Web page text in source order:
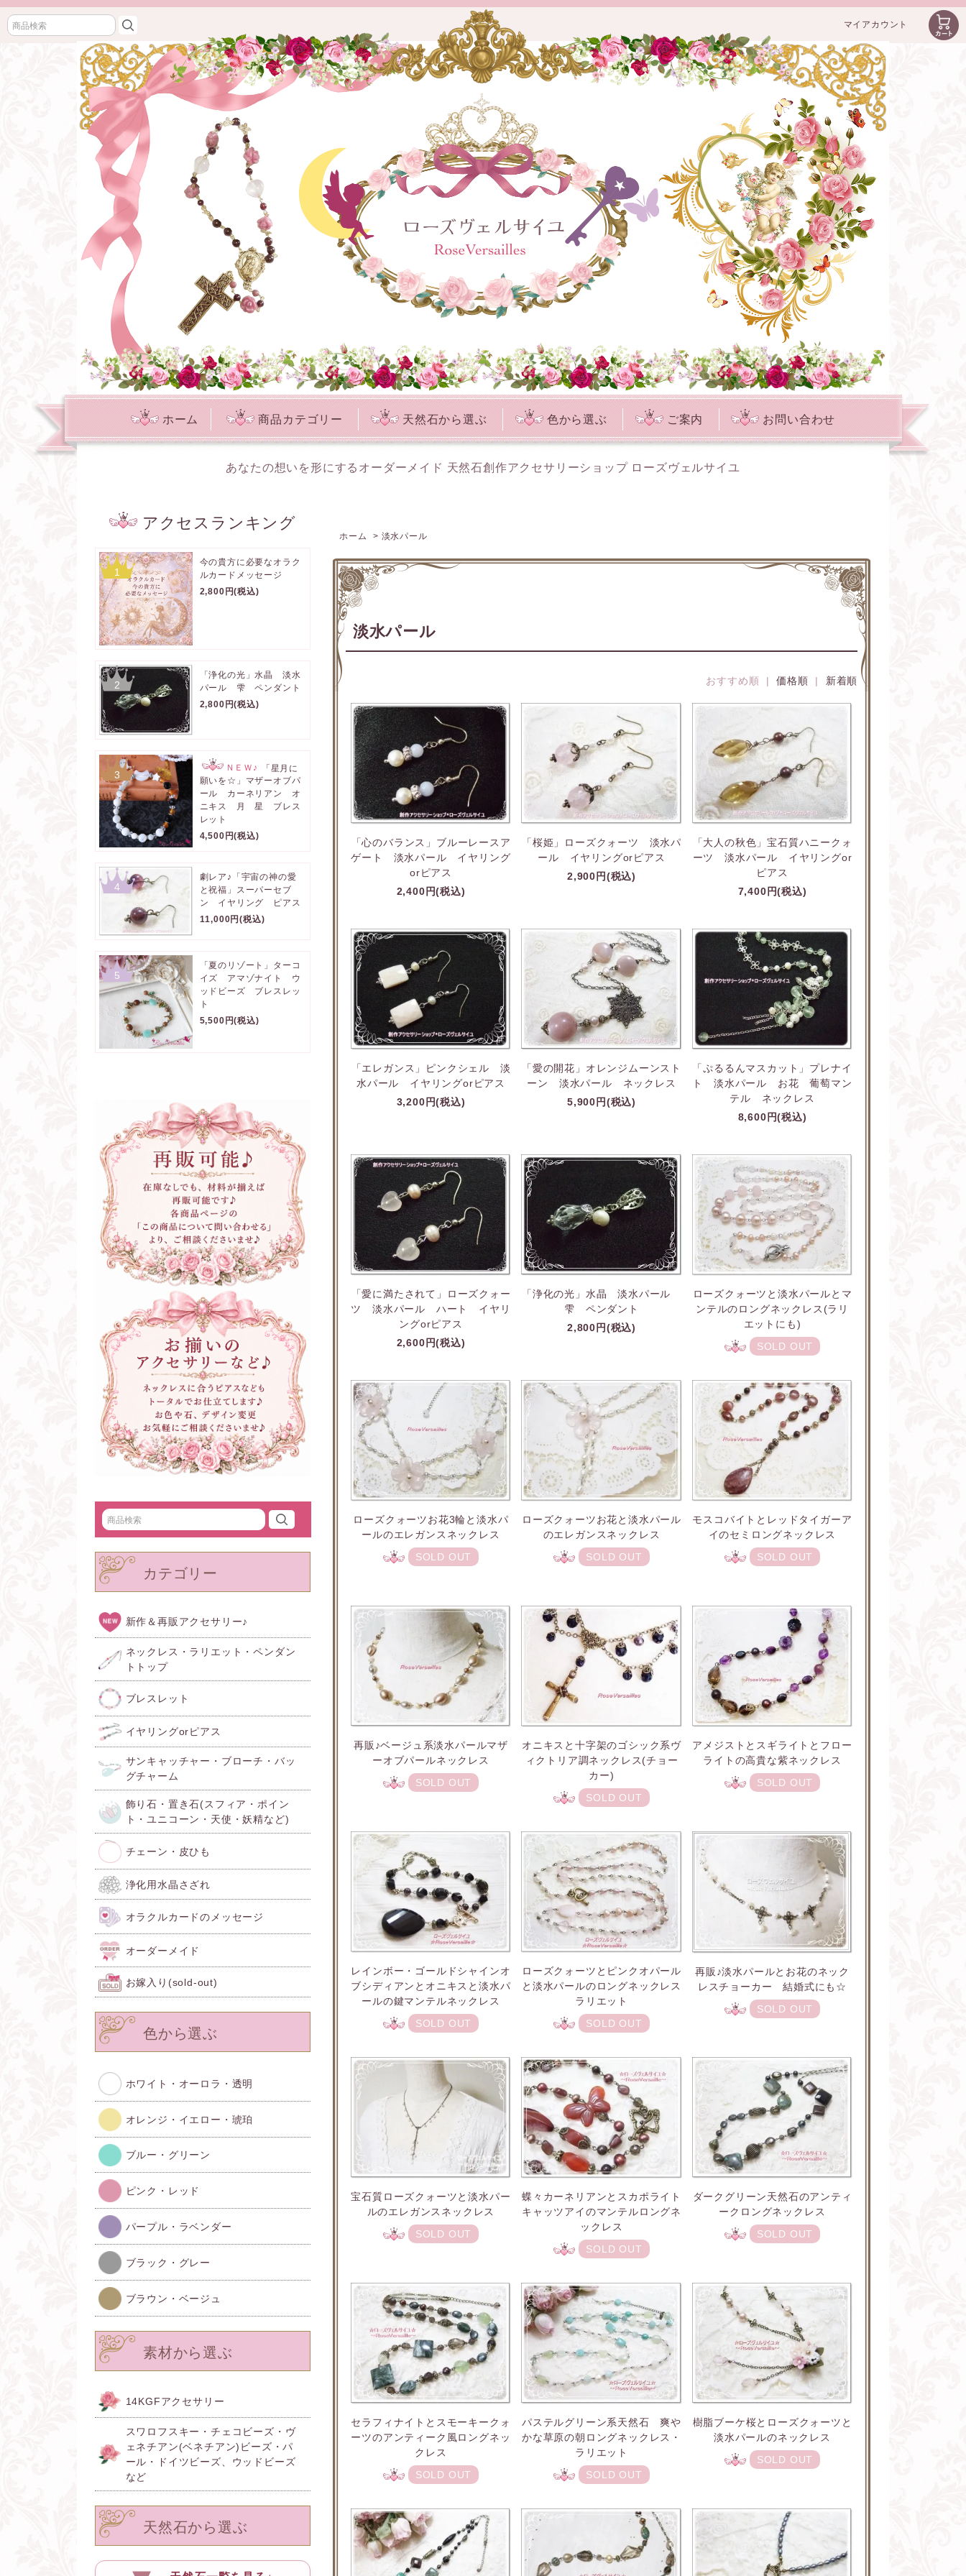
マイアカウント
ホーム 商品カテゴリー 天然石から選ぶ 色から選ぶ ご案内 お問い合わせ
あなたの想いを形にするオーダーメイド 天然石創作アクセサリーショップ ローズヴェルサイユ
アクセスランキング
1
今の貴方に必要なオラク
ルカードメッセージ
2,800円(税込)
2
「浄化の光」水晶 淡水
パール 雫 ペンダント
2,800円(税込)
3
ＮＥＷ♪
「星月に
願いを☆」マザーオブパ
ール カーネリアン オ
ニキス 月 星 ブレス
レット
4,500円(税込)
4
劇レア♪「宇宙の神の愛
と祝福」スーパーセブ
ン イヤリング ピアス
11,000円(税込)
5
「夏のリゾート」ターコ
イズ アマゾナイト ウ
ッドビーズ ブレスレッ
ト
5,500円(税込)
カテゴリー
新作＆再販アクセサリー♪
ネックレス・ラリエット・ペンダン
トトップ
ブレスレット
イヤリングorピアス
サンキャッチャー・ブローチ・バッ
グチャーム
飾り石・置き石(スフィア・ポイン
ト・ユニコーン・天使・妖精など)
チェーン・皮ひも
浄化用水晶さざれ
オラクルカードのメッセージ
オーダーメイド
お嫁入り(sold-out)
色から選ぶ
ホワイト・オーロラ・透明
オレンジ・イエロー・琥珀
ブルー・グリーン
ピンク・レッド
パープル・ラベンダー
ブラック・グレー
ブラウン・ベージュ
素材から選ぶ
14KGFアクセサリー
スワロフスキー・チェコビーズ・ヴ
ェネチアン(ベネチアン)ビーズ・パ
ール・ドイツビーズ、ウッドビーズ
など
天然石から選ぶ
ホーム > 淡水パール
淡水パール
おすすめ順 |価格順 | 新着順
「心のバランス」ブルーレースア
ゲート 淡水パール イヤリング
orピアス
2,400円(税込)
「桜姫」ローズクォーツ 淡水パ
ール イヤリングorピアス
2,900円(税込)
「大人の秋色」宝石質ハニークォ
ーツ 淡水パール イヤリングor
ピアス
7,400円(税込)
「エレガンス」ピンクシェル 淡
水パール イヤリングorピアス
3,200円(税込)
「愛の開花」オレンジムーンスト
ーン 淡水パール ネックレス
5,900円(税込)
「ぷるるんマスカット」プレナイ
ト 淡水パール お花 葡萄マン
テル ネックレス
8,600円(税込)
「愛に満たされて」ローズクォー
ツ 淡水パール ハート イヤリ
ングorピアス
2,600円(税込)
「浄化の光」水晶 淡水パール
雫 ペンダント
2,800円(税込)
ローズクォーツと淡水パールとマ
ンテルのロングネックレス(ラリ
エットにも)
SOLD OUT
ローズクォーツお花3輪と淡水パ
ールのエレガンスネックレス
SOLD OUT
ローズクォーツお花と淡水パール
のエレガンスネックレス
SOLD OUT
モスコバイトとレッドタイガーア
イのセミロングネックレス
SOLD OUT
再販♪ベージュ系淡水パールマザ
ーオブパールネックレス
SOLD OUT
オニキスと十字架のゴシック系ヴ
ィクトリア調ネックレス(チョー
カー)
SOLD OUT
アメジストとスギライトとフロー
ライトの高貴な紫ネックレス
SOLD OUT
レインボー・ゴールドシャインオ
ブシディアンとオニキスと淡水パ
ールの鍵マンテルネックレス
SOLD OUT
ローズクォーツとピンクオパール
と淡水パールのロングネックレス
ラリエット
SOLD OUT
再販♪淡水パールとお花のネック
レスチョーカー 結婚式にも☆
SOLD OUT
宝石質ローズクォーツと淡水パー
ルのエレガンスネックレス
SOLD OUT
蝶々カーネリアンとスカポライト
キャッツアイのマンテルロングネ
ックレス
SOLD OUT
ダークグリーン天然石のアンティ
ークロングネックレス
SOLD OUT
セラフィナイトとスモーキークォ
ーツのアンティーク風ロングネッ
クレス
SOLD OUT
パステルグリーン系天然石 爽や
かな草原の朝ロングネックレス・
ラリエット
SOLD OUT
樹脂ブーケ桜とローズクォーツと
淡水パールのネックレス
SOLD OUT